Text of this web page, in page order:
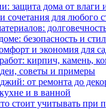
защита дома от влаги
для любого
безопасность и
и экономия для
кирпич, камень,
советы и примеры
от ремонта до
и в ванной
стоит учитывать при